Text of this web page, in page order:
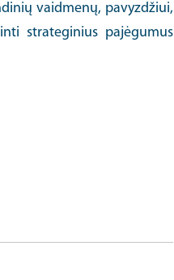
vaidmenų, pavyzdžiui,
strateginius pajėgumus